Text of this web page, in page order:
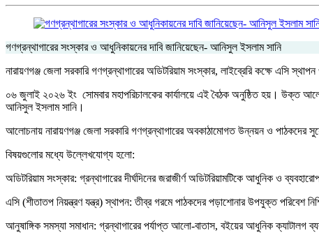
গণগ্রন্থাগারের সংস্কার ও আধুনিকায়নের দাবি জানিয়েছেন- আনিসুল ইসলাম সানি
নারায়ণগঞ্জ জেলা সরকারি গণগ্রন্থাগারের অডিটরিয়াম সংস্কার, লাইব্রেরি কক্ষে এসি
​০৬ জুলাই ২০২৬ ইং সোমবার মহাপরিচালকের কার্যালয়ে এই বৈঠক অনুষ্ঠিত হয়। উক্ত
আনিসুল ইসলাম সানি।
​আলোচনায় নারায়ণগঞ্জ জেলা সরকারি গণগ্রন্থাগারের অবকাঠামোগত উন্নয়ন ও পাঠকদের
বিষয়গুলোর মধ্যে উল্লেখযোগ্য হলো:
​অডিটরিয়াম সংস্কার: গ্রন্থাগারের দীর্ঘদিনের জরাজীর্ণ অডিটরিয়ামটিকে আধুনিক ও
​এসি (শীতাতপ নিয়ন্ত্রণ যন্ত্র) স্থাপন: তীব্র গরমে পাঠকদের পড়াশোনার উপযুক্ত পরিবেশ
​আনুষাঙ্গিক সমস্যা সমাধান: গ্রন্থাগারের পর্যাপ্ত আলো-বাতাস, বইয়ের আধুনিক ক্যাটালগ